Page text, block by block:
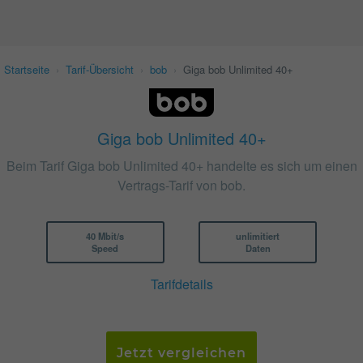
Startseite Tarif-Übersicht bob Giga bob Unlimited 40+
Giga bob Unlimited 40+
Beim Tarif Giga bob Unlimited 40+ handelte es sich um einen
Vertrags-Tarif von bob.
40 Mbit/s
Speed
unlimitiert
Daten
Tarifdetails
Jetzt vergleichen